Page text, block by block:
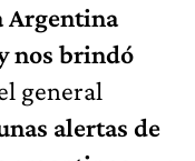
Argentina
nos brindó
general
alertas de